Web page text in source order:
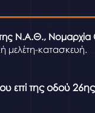
Ν.Α.Θ.,
μελέτη-κατασκευή.
επί της οδού